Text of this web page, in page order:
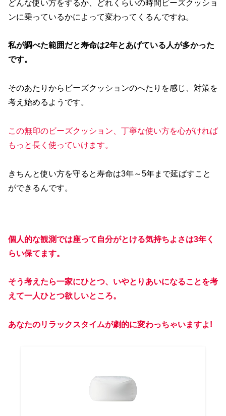
どんな使い方をするか、どれくらいの時間ビーズクッショ
ンに乗っているかによって変わってくるんですね。
私が調べた範囲だと寿命は2年とあげている人が多かった
です。
そのあたりからビーズクッションのへたりを感じ、対策を
考え始めるようです。
この無印のビーズクッション、丁寧な使い方を心がければ
もっと長く使っていけます。
きちんと使い方を守ると寿命は3年～5年まで延ばすこと
ができるんです。
個人的な観測では座って自分がとける気持ちよさは3年く
らい保てます。
そう考えたら一家にひとつ、いやとりあいになることを考
えて一人ひとつ欲しいところ。
あなたのリラックスタイムが劇的に変わっちゃいますよ!